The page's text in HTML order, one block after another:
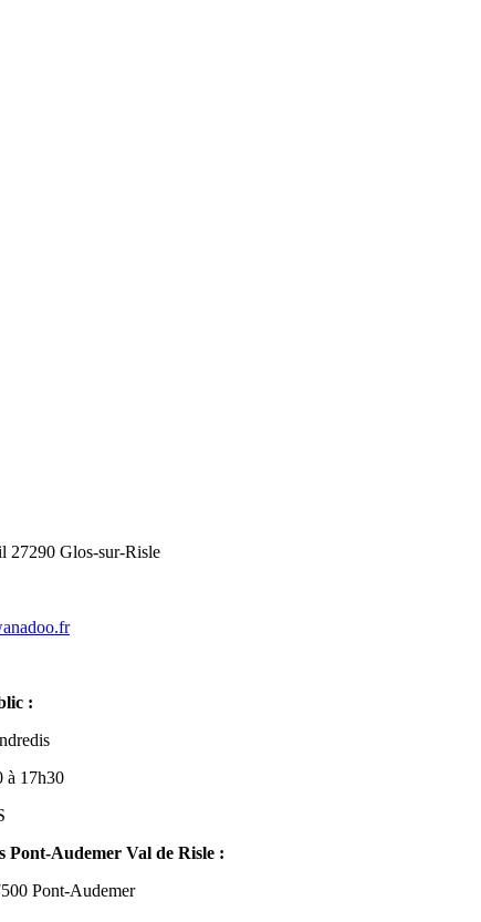
27290 Glos-sur-Risle
:
à 17h30
Pont-Audemer Val de Risle :
Pont-Audemer